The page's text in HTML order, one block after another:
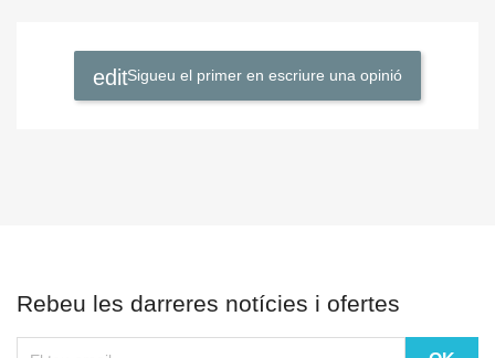
Sigueu el primer en escriure una opinió
Rebeu les darreres notícies i ofertes